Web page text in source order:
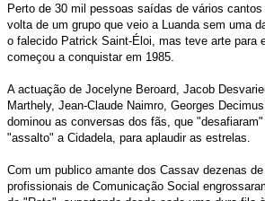
Perto de 30 mil pessoas saídas de vários
volta de um grupo que veio a Luanda sem uma
o falecido Patrick Saint-Éloi, mas teve arte para
começou a conquistar em 1985.
A actuação de Jocelyne Beroard, Jacob
Marthely, Jean-Claude Naimro, Georges
dominou as conversas dos fãs, que
"assalto" a Cidadela, para aplaudir as estrelas.
Com um publico amante dos Cassav dezenas
profissionais de Comunicação Social